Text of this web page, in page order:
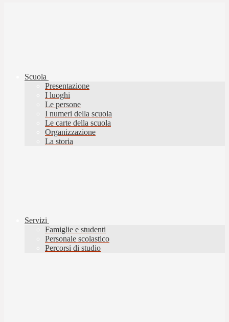
Scuola
Presentazione
I luoghi
Le persone
I numeri della scuola
Le carte della scuola
Organizzazione
La storia
Servizi
Famiglie e studenti
Personale scolastico
Percorsi di studio